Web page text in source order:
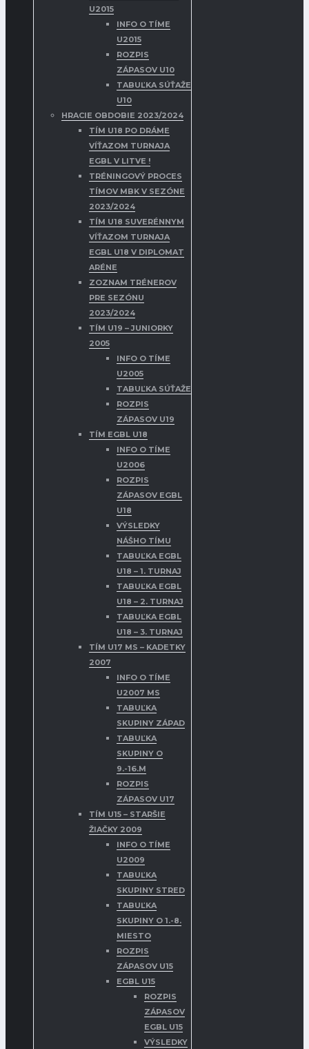
U2015
INFO O TÍME
U2015
ROZPIS
ZÁPASOV U10
TABUĽKA SÚŤAŽE
U10
HRACIE OBDOBIE 2023/2024
TÍM U18 PO DRÁME
VÍŤAZOM TURNAJA
EGBL V LITVE !
TRÉNINGOVÝ PROCES
TÍMOV MBK V SEZÓNE
2023/2024
TÍM U18 SUVERÉNNYM
VÍŤAZOM TURNAJA
EGBL U18 V DIPLOMAT
ARÉNE
ZOZNAM TRÉNEROV
PRE SEZÓNU
2023/2024
TÍM U19 – JUNIORKY
2005
INFO O TÍME
U2005
TABUĽKA SÚŤAŽE
ROZPIS
ZÁPASOV U19
TÍM EGBL U18
INFO O TÍME
U2006
ROZPIS
ZÁPASOV EGBL
U18
VÝSLEDKY
NÁŠHO TÍMU
TABUĽKA EGBL
U18 – 1. TURNAJ
TABUĽKA EGBL
U18 – 2. TURNAJ
TABUĽKA EGBL
U18 – 3. TURNAJ
TÍM U17 MS – KADETKY
2007
INFO O TÍME
U2007 MS
TABUĽKA
SKUPINY ZÁPAD
TABUĽKA
SKUPINY O
9.-16.M
ROZPIS
ZÁPASOV U17
TÍM U15 – STARŠIE
ŽIAČKY 2009
INFO O TÍME
U2009
TABUĽKA
SKUPINY STRED
TABUĽKA
SKUPINY O 1.-8.
MIESTO
ROZPIS
ZÁPASOV U15
EGBL U15
ROZPIS
ZÁPASOV
EGBL U15
VÝSLEDKY